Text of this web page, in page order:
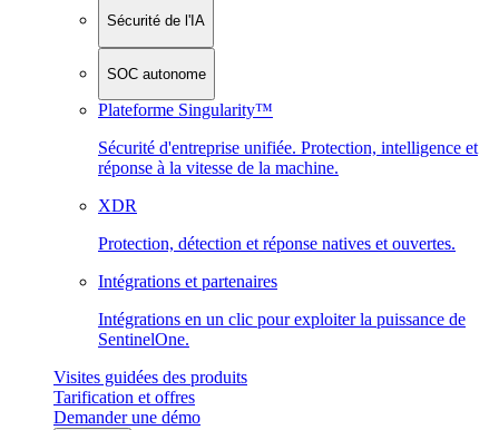
Sécurité de l'IA
SOC autonome
Plateforme Singularity™
Sécurité d'entreprise unifiée. Protection, intelligence et
réponse à la vitesse de la machine.
XDR
Protection, détection et réponse natives et ouvertes.
Intégrations et partenaires
Intégrations en un clic pour exploiter la puissance de
SentinelOne.
Visites guidées des produits
Tarification et offres
Demander une démo